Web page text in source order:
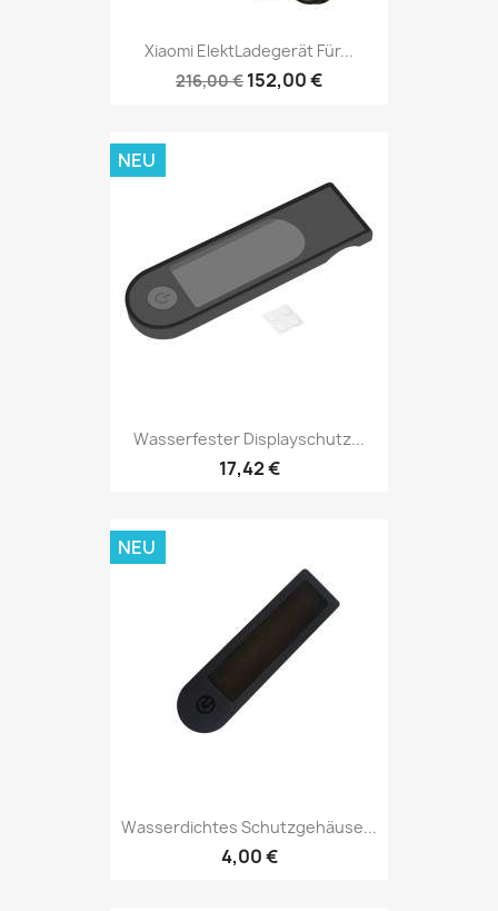
Xiaomi ElektLadegerät Für...
216,00 € 152,00 €
Wasserfester Displayschutz...
17,42 €
NEU
Wasserdichtes Schutzgehäuse...
4,00 €
NEU